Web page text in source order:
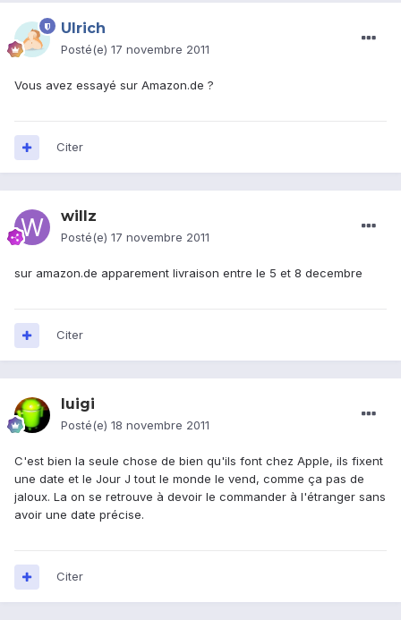
Ulrich
Posté(e) 17 novembre 2011
Vous avez essayé sur Amazon.de ?
Citer
willz
Posté(e) 17 novembre 2011
sur amazon.de apparement livraison entre le 5 et 8 decembre
Citer
luigi
Posté(e) 18 novembre 2011
C'est bien la seule chose de bien qu'ils font chez Apple, ils fixent
une date et le Jour J tout le monde le vend, comme ça pas de
jaloux. La on se retrouve à devoir le commander à l'étranger sans
avoir une date précise.
Citer